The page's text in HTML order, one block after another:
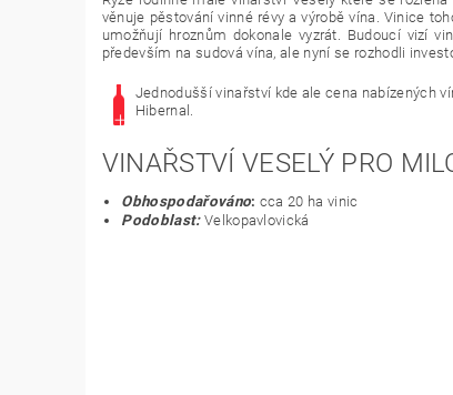
věnuje pěstování vinné révy a výrobě vína. Vinice
umožňují hroznům dokonale vyzrát. Budoucí vizí
především na sudová vína, ale nyní se rozhodli
Jednodušší vinařství kde ale cena nabízených
Hibernal.
VINAŘSTVÍ VESELÝ PRO
Obhospodařováno: cca 20 ha vinic
Podoblast:Velkopavlovická